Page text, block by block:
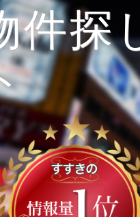
ン
ト
H
O
U
S
E
M
A
N